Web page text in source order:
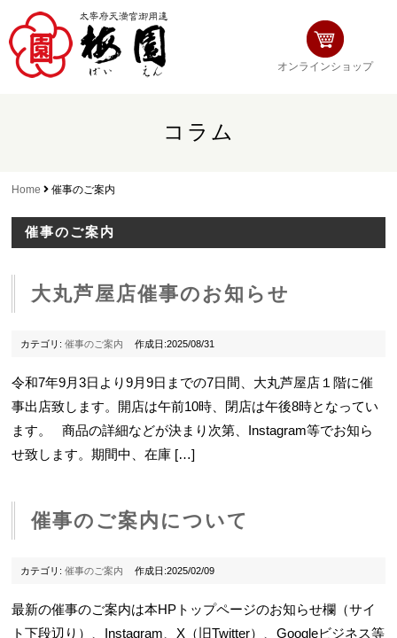
オンラインショップ
コラム
Home 催事のご案内
催事のご案内
大丸芦屋店催事のお知らせ
カテゴリ:催事のご案内 作成日:2025/08/31
令和7年9月3日より9月9日までの7日間、大丸芦屋店１階に催
事出店致します。開店は午前10時、閉店は午後8時となってい
ます。 商品の詳細などが決まり次第、Instagram等でお知ら
せ致します。期間中、在庫 […]
催事のご案内について
カテゴリ:催事のご案内 作成日:2025/02/09
最新の催事のご案内は本HPトップページのお知らせ欄（サイ
ト下段辺り）、Instagram、X（旧Twitter）、Googleビジネス等